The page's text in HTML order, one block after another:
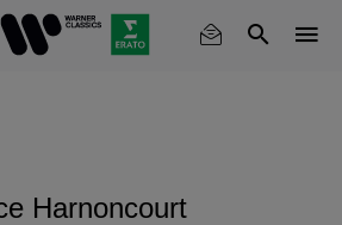
Harnoncourt